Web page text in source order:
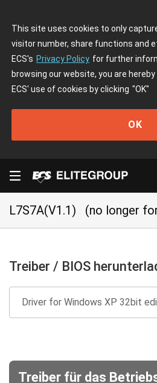
This site uses cookies to only
visitor number, share functions and
ECS's Privacy Policy for further
browsing our website, you are
ECS' use of cookies by clicking "OK"
OK
L7S7A(V1.1) (no longer
Treiber / BIOS
Treiber für das